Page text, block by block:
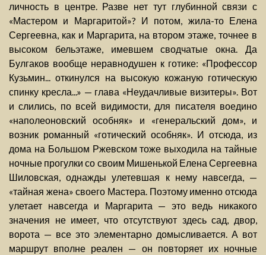
личность в центре. Разве нет тут глубинной связи с
«Мастером и Маргаритой»? И потом, жила-то Елена
Сергеевна, как и Маргарита, на втором этаже, точнее в
высоком бельэтаже, имевшем сводчатые окна. Да
Булгаков вообще неравнодушен к готике: «Профессор
Кузьмин... откинулся на высокую кожаную готическую
спинку кресла...» — глава «Неудачливые визитеры». Вот
и слились, по всей видимости, для писателя воедино
«наполеоновский особняк» и «генеральский дом», и
возник романный «готический особняк». И отсюда, из
дома на Большом Ржевском тоже выходила на тайные
ночные прогулки со своим Мишенькой Елена Сергеевна
Шиловская, однажды улетевшая к нему навсегда, —
«тайная жена» своего Мастера. Поэтому именно отсюда
улетает навсегда и Маргарита — это ведь никакого
значения не имеет, что отсутствуют здесь сад, двор,
ворота — все это элементарно домысливается. А вот
маршрут вполне реален — он повторяет их ночные